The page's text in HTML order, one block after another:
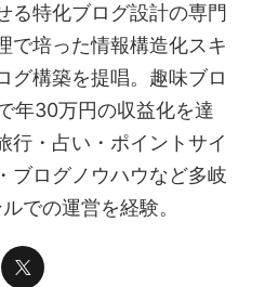
る特化ブログ設計の専門
で培った情報構造化スキ
グ構築を提唱。趣味ブロ
年30万円の収益化を達
行・占い・ポイントサイ
ブログノウハウなど多岐
での運営を経験。